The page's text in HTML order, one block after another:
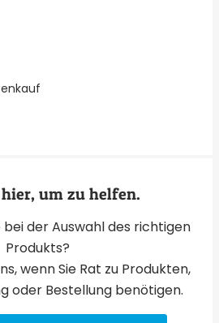
um zu helfen.
bei der Auswahl des richtigen
Produkts?
wenn Sie Rat zu Produkten,
oder Bestellung benötigen.